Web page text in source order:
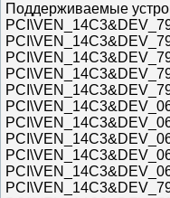
Поддерживаемые